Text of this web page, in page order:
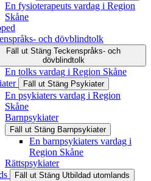
En fysioterapeuts vardag i Region
Skåne
och dövblindtolk
Fäll ut Stäng Teckenspråks- och
dövblindtolk
En tolks vardag i Region Skåne
Fäll ut Stäng Psykiater
En psykiaters vardag i Region
Skåne
Barnpsykiater
Fäll ut Stäng Barnpsykiater
En barnpsykiaters vardag i
Region Skåne
Rättspsykiater
Fäll ut Stäng Utbildad utomlands